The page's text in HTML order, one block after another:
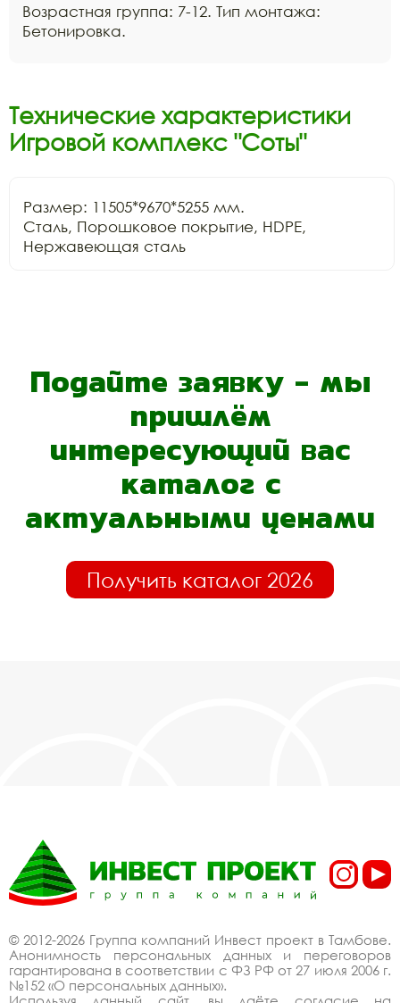
Возрастная группа: 7-12. Тип монтажа:
Бетонировка.
Технические характеристики
Игровой комплекс "Соты"
Размер: 11505*9670*5255 мм.
Сталь, Порошковое покрытие, HDPE,
Нержавеющая сталь
Подайте заявку - мы
пришлём
интересующий вас
каталог с
актуальными ценами
Получить каталог 2026
© 2012-2026 Группа компаний Инвест проект в Тамбове.
Анонимность персональных данных и переговоров
гарантирована в соответствии с ФЗ РФ от 27 июля 2006 г.
№152 «О персональных данных».